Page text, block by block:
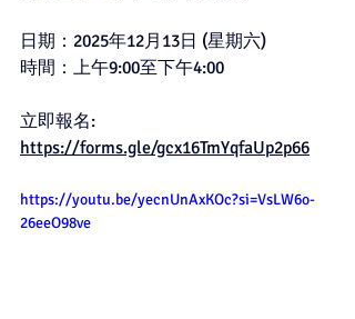
日期：2025年12月13日 (星期六)
時間：上午9:00至下午4:00
立即報名:
https://forms.gle/gcx16TmYqfaUp2p66
https://youtu.be/yecnUnAxKOc?si=VsLW6o-
26eeO98ve